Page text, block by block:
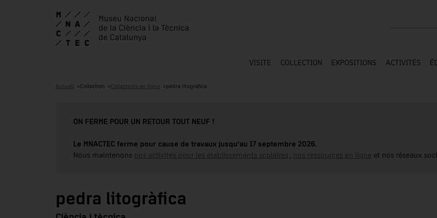
VISITE COLLECTION EXPOSITIONS ACTIVITÉS
Accueil Collection Collections en ligne pedra litogràfica
ON FERME POUR UN RETOUR TOUT NEUF !
Le MNACTEC ferme pour cause de travaux jusqu'au 17 septembre 2026.
Nous maintenons nos activités pour les établissements scolaires, nos ressources en ligne et nos réseaux
pedra litogràfica